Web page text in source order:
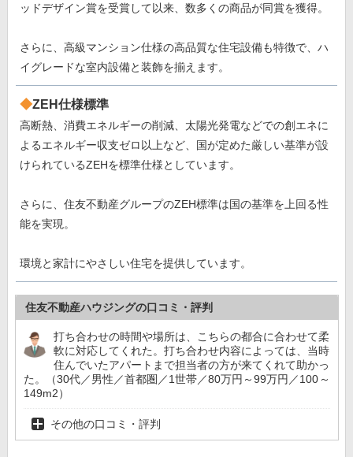
ッドデザイン賞を受賞して以来、数多くの商品が同賞を獲得。
さらに、高級マンション仕様の高品質な住宅設備も特徴で、ハ
イグレードな室内設備と装飾を揃えます。
ZEH仕様標準
高断熱、消費エネルギーの削減、太陽光発電などでの創エネに
よるエネルギー収支ゼロ以上など、国が定めた厳しい基準が設
けられているZEHを標準仕様としています。
さらに、住友不動産グループのZEH標準は国の基準を上回る性
能を実現。
環境と家計にやさしい住宅を提供しています。
住友不動産ハウジングの口コミ・評判
打ち合わせの時間や場所は、こちらの都合に合わせて柔
軟に対応してくれた。打ち合わせ内容によっては、当時
住んでいたアパートまで担当者の方が来てくれて助かっ
た。（30代／男性／首都圏／1世帯／80万円～99万円／100～
149m2）
その他の口コミ・評判